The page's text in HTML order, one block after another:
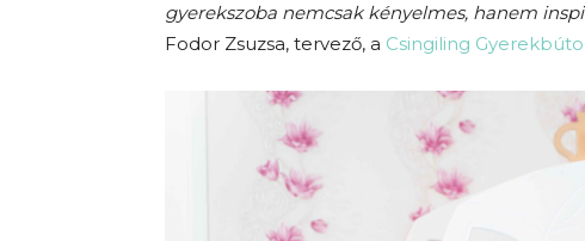
gyerekszoba nemcsak kényelmes, hanem
Fodor Zsuzsa, tervező, a Csingiling